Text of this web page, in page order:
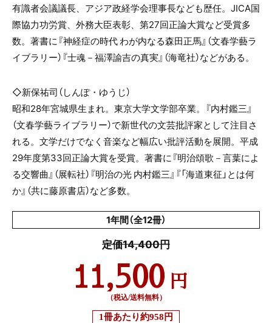
有識者会議議長、アジア政経学会理事長なども歴任。 JICA国
際協力功労賞、外務大臣表彰、第27回正論大賞など受賞多
数。著書に『神経症の時代 わが内なる森田正馬』（文春学藝ラ
イブラリー）『士魂－福澤諭吉の真実』（海竜社）などがある。
◇新保祐司（しんぽ・ゆうじ）
昭和28年宮城県生まれ。東京大学文学部卒業。『内村鑑三』
（文春学藝ライブラリー）で新世代の文芸批評家として注目さ
れる。文学だけでなく音楽など幅広い批評活動を展開。平成
29年度第33回正論大賞を受賞。著書に『明治頌歌－言葉によ
る交響曲』（展転社）『明治の光 内村鑑三』『「海道東征」とは何
か』（共に藤原書店）など多数。
1年間（全12冊）
定価14,400円
11,500 円
（税込/送料無料）
1冊あたり約958円